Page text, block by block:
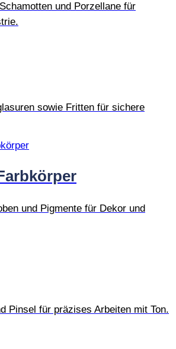
und Porzellane für
sowie Fritten für sichere
und Pigmente für Dekor und
Pinsel für präzises Arbeiten mit Ton.